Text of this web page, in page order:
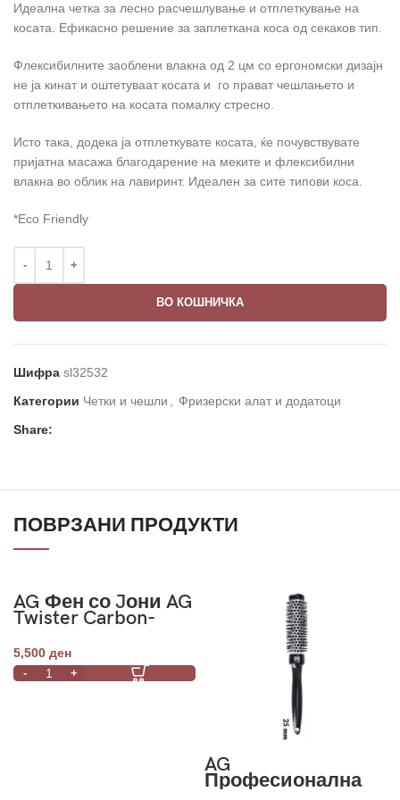
Идеална четка за лесно расчешлување и отплеткување на
косата. Ефикасно решение за заплеткана коса од секаков тип.
Флексибилните заоблени влакна од 2 цм со ергономски дизајн
не ја кинат и оштетуваат косата и го прават чешлањето и
отплеткивањето на косата помалку стресно.
Исто така, додека ја отплеткувате косата, ќе почувствувате
пријатна масажа благодарение на меките и флексибилни
влакна во облик на лавиринт. Идеален за сите типови коса.
*Eco Friendly
ВО КОШНИЧКА
Шифра sl32532
Категории Четки и чешли
Фризерски алат и додатоци
Share:
ПОВРЗАНИ ПРОДУКТИ
AG Фен со Jони AG
Twister Carbon-
5,500 ден
AG
Професионална